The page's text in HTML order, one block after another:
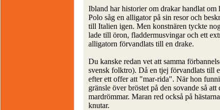
Ibland har historier om drakar handlat
Polo såg en alligator på sin resor och
till Italien igen. Men konstnären tyckte
lade till öron, fladdermusvingar och ett
alligatorn förvandlats till en drake.
Du kanske redan vet att samma
svensk folktro). Då en tjej förvandlats till
efter ett offer att "mar-rida". När hon
gränsle över bröstet på den sovande så
mardrömmar. Maran red också på
knutar.